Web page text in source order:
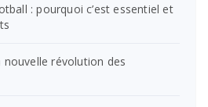
: pourquoi c’est essentiel et
nouvelle révolution des